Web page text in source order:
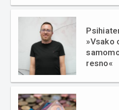
»Vsako
resno«